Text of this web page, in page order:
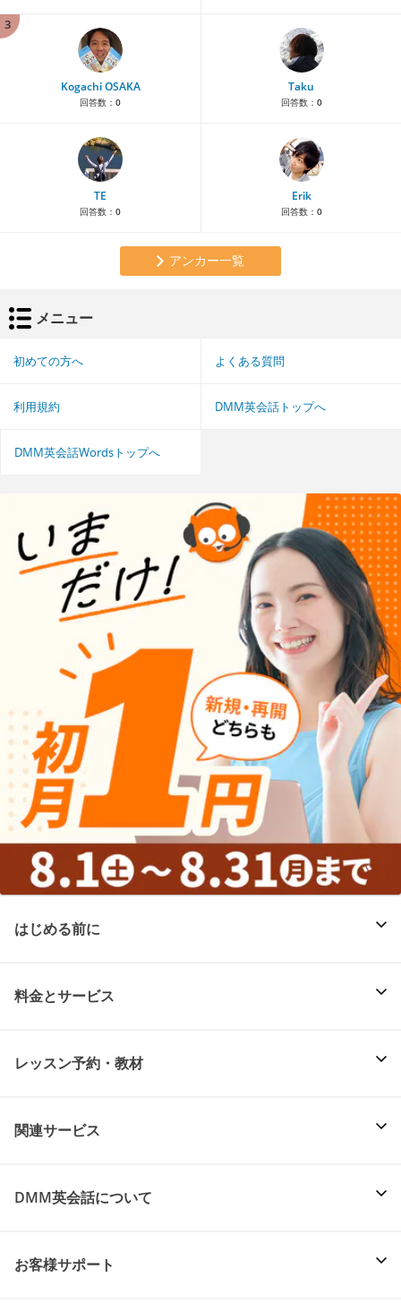
3
Kogachi OSAKA
回答数： 0
Taku
回答数： 0
TE
回答数： 0
Erik
回答数： 0
アンカー一覧
メニュー
初めての方へ よくある質問
利用規約 DMM英会話トップへ
DMM英会話Wordsトップへ
はじめる前に
料金とサービス
レッスン予約・教材
関連サービス
DMM英会話について
お客様サポート